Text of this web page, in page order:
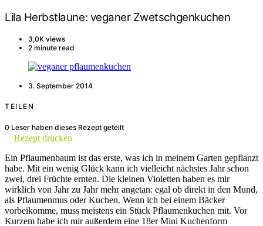
Lila Herbstlaune: veganer Zwetschgenkuchen
3,0K views
2 minute read
3. September 2014
TEILEN
0 Leser haben dieses Rezept geteilt
Rezept drucken
Ein Pflaumenbaum ist das erste, was ich in meinem Garten gepflanzt
habe. Mit ein wenig Glück kann ich vielleicht nächstes Jahr schon
zwei, drei Früchte ernten. Die kleinen Violetten haben es mir
wirklich von Jahr zu Jahr mehr angetan: egal ob direkt in den Mund,
als Pflaumenmus oder Kuchen. Wenn ich bei einem Bäcker
vorbeikomme, muss meistens ein Stück Pflaumenkuchen mit. Vor
Kurzem habe ich mir außerdem eine 18er Mini Kuchenform